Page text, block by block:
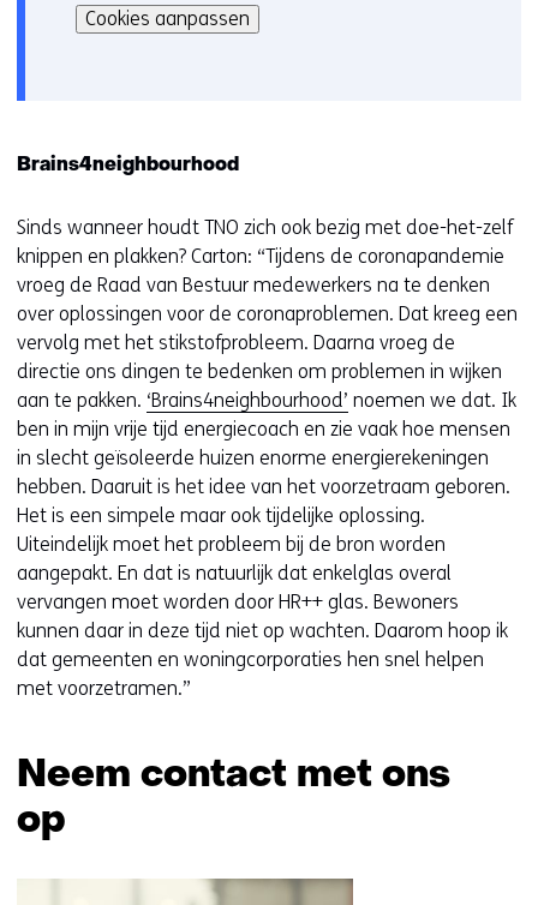
i
r
r
w
j
i
g
kan
het
op
worden
toegestaan
of
geweigerd.
Cookies aanpassen
Brains4neighbourhood
Sinds wanneer houdt TNO zich ook bezig met doe-het-zelf
knippen en plakken? Carton: “Tijdens de coronapandemie
vroeg de Raad van Bestuur medewerkers na te denken
over oplossingen voor de coronaproblemen. Dat kreeg een
vervolg met het stikstofprobleem. Daarna vroeg de
directie ons dingen te bedenken om problemen in wijken
aan te pakken. ‘Brains4neighbourhood’ noemen we dat. Ik
ben in mijn vrije tijd energiecoach en zie vaak hoe mensen
in slecht geïsoleerde huizen enorme energierekeningen
hebben. Daaruit is het idee van het voorzetraam geboren.
Het is een simpele maar ook tijdelijke oplossing.
Uiteindelijk moet het probleem bij de bron worden
aangepakt. En dat is natuurlijk dat enkelglas overal
vervangen moet worden door HR++ glas. Bewoners
kunnen daar in deze tijd niet op wachten. Daarom hoop ik
dat gemeenten en woningcorporaties hen snel helpen
met voorzetramen.”
Neem contact met ons
op
navigatie